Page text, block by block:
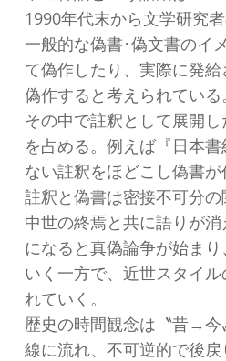
1990年代末から文学研究
一般的な偽書･偽文書のイ
て偽作したり、実際に発
偽作すると考えられている。
その中で註釈として展開
を占める。例えば『日本
ない註釈をほどこし偽書
註釈と偽書は密接不可分
中世の終焉と共に語りが
になると真偽論争が始ま
いく一方で、近世スタイ
れていく。
歴史の時間観念は〝昔→今
線に流れ、不可逆的で後